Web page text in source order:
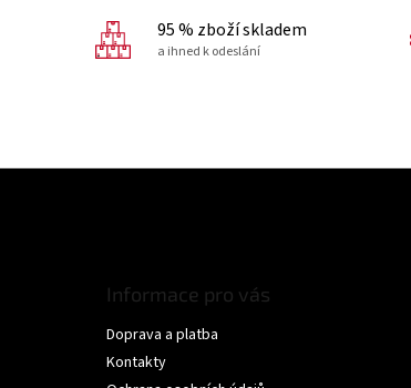
95 % zboží skladem
a ihned k odeslání
Informace pro vás
Doprava a platba
Kontakty